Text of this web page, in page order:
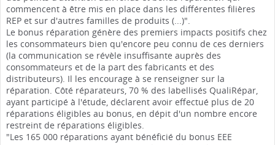
commencent à être mis en place dans les différentes filières
REP et sur d'autres familles de produits (...)".
Le bonus réparation génère des premiers impacts positifs chez
les consommateurs bien qu'encore peu connu de ces derniers
(la communication se révèle insuffisante auprès des
consommateurs et de la part des fabricants et des
distributeurs). Il les encourage à se renseigner sur la
réparation. Côté réparateurs, 70 % des labellisés QualiRépar,
ayant participé à l'étude, déclarent avoir effectué plus de 20
réparations éligibles au bonus, en dépit d'un nombre encore
restreint de réparations éligibles.
"Les 165 000 réparations ayant bénéficié du bonus EEE